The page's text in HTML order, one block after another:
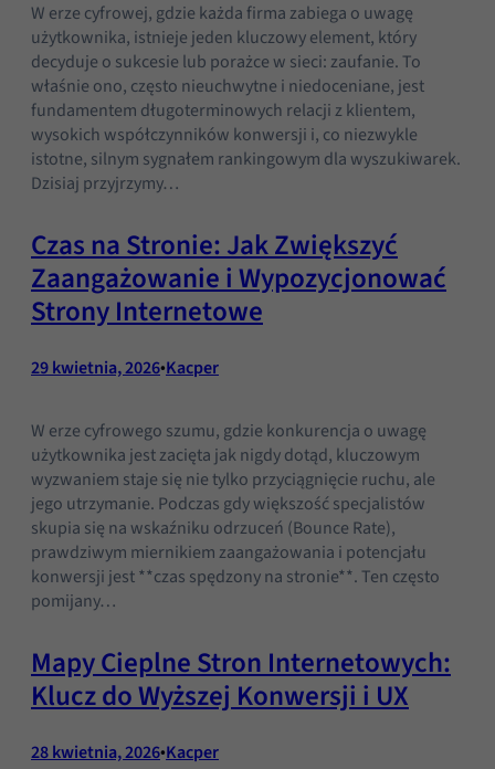
W erze cyfrowej, gdzie każda firma zabiega o uwagę
użytkownika, istnieje jeden kluczowy element, który
decyduje o sukcesie lub porażce w sieci: zaufanie. To
właśnie ono, często nieuchwytne i niedoceniane, jest
fundamentem długoterminowych relacji z klientem,
wysokich współczynników konwersji i, co niezwykle
istotne, silnym sygnałem rankingowym dla wyszukiwarek.
Dzisiaj przyjrzymy…
Czas na Stronie: Jak Zwiększyć
Zaangażowanie i Wypozycjonować
Strony Internetowe
29 kwietnia, 2026•Kacper
W erze cyfrowego szumu, gdzie konkurencja o uwagę
użytkownika jest zacięta jak nigdy dotąd, kluczowym
wyzwaniem staje się nie tylko przyciągnięcie ruchu, ale
jego utrzymanie. Podczas gdy większość specjalistów
skupia się na wskaźniku odrzuceń (Bounce Rate),
prawdziwym miernikiem zaangażowania i potencjału
konwersji jest **czas spędzony na stronie**. Ten często
pomijany…
Mapy Cieplne Stron Internetowych:
Klucz do Wyższej Konwersji i UX
28 kwietnia, 2026•Kacper